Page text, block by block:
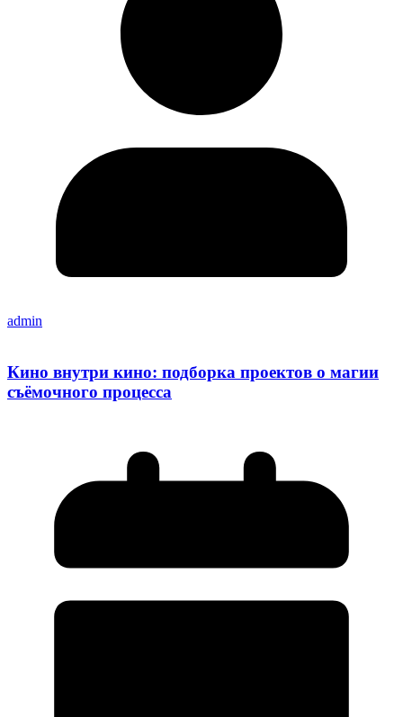
admin
Кино внутри кино: подборка проектов о магии
съёмочного процесса